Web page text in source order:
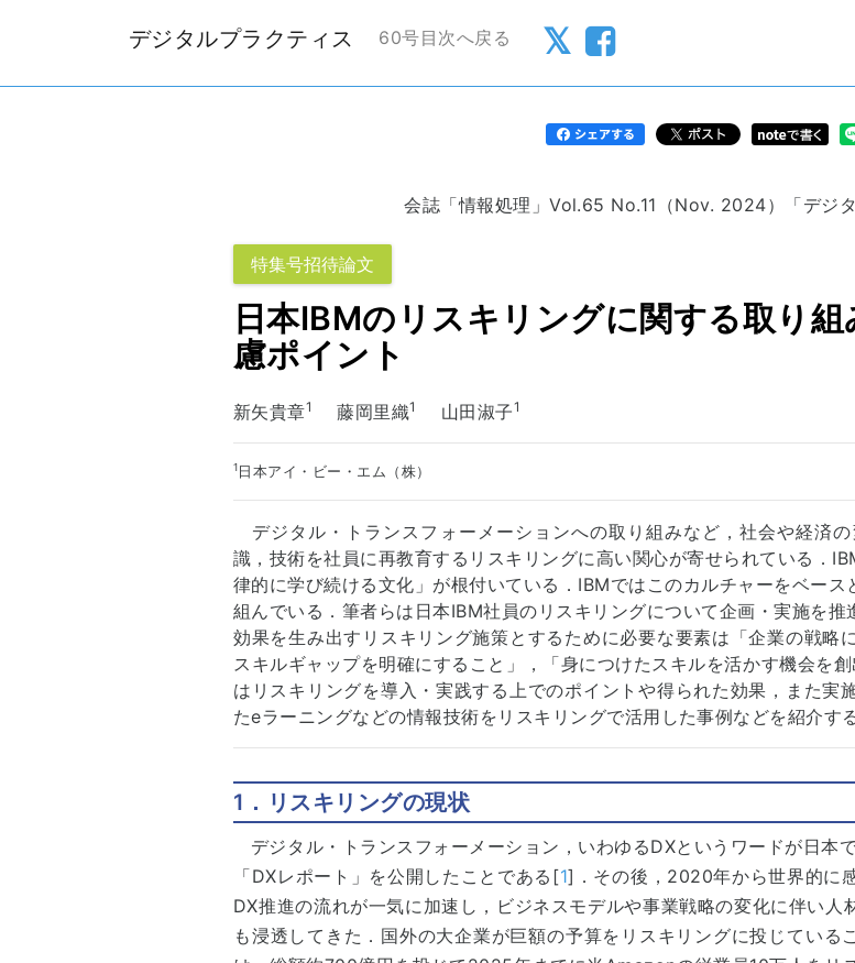
デジタルプラクティス 60号目次へ戻る
会誌「情報処理」Vol.65 No.11（Nov. 2024）「デジタ
特集号招待論文
日本IBMのリスキリングに関する取り
慮ポイント
新矢貴章1 藤岡里織1 山田淑子1
1 日本アイ・ビー・エム（株）
デジタル・トランスフォーメーションへの取り組みなど，社会や経済
識，技術を社員に再教育するリスキリングに高い関心が寄せられている．
律的に学び続ける文化」が根付いている．IBMではこのカルチャーをベー
組んでいる．筆者らは日本IBM社員のリスキリングについて企画・実施を
効果を生み出すリスキリング施策とするために必要な要素は「企業の戦略
スキルギャップを明確にすること」，「身につけたスキルを活かす機会を
はリスキリングを導入・実践する上でのポイントや得られた効果，また実
たeラーニングなどの情報技術をリスキリングで活用した事例などを紹介す
1．リスキリングの現状
デジタル・トランスフォーメーション，いわゆるDXというワードが日本
「DXレポート」を公開したことである[1]．その後，2020年から世界的に
DX推進の流れが一気に加速し，ビジネスモデルや事業戦略の変化に伴い
も浸透してきた．国外の大企業が巨額の予算をリスキリングに投じてい